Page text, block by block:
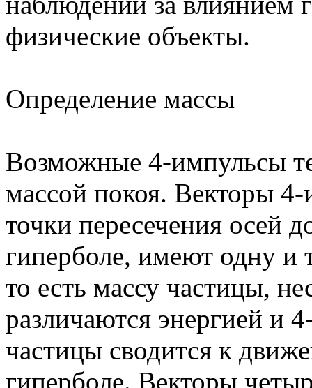
физические объекты.
Определение массы
Возможные 4-импульсы
массой покоя. Векторы
точки пересечения осей
гиперболе, имеют одну и
то есть массу частицы,
различаются энергией и
частицы сводится к
гиперболе. Векторы